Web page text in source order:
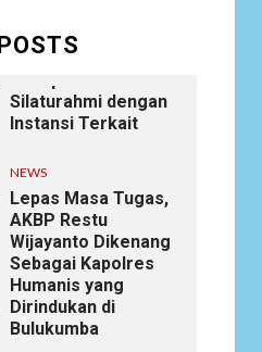
Laksanakan
Anjangsana Untuk
Silaturahmi dengan
Instansi Terkait
NEWS
Lepas Masa Tugas,
AKBP Restu
Wijayanto Dikenang
Sebagai Kapolres
Humanis yang
Dirindukan di
Bulukumba